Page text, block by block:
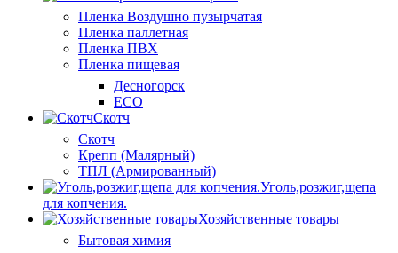
Пленка Воздушно пузырчатая
Пленка паллетная
Пленка ПВХ
Пленка пищевая
Десногорск
ECO
Скотч
Скотч
Крепп (Малярный)
ТПЛ (Армированный)
Уголь,розжиг,щепа
для копчения.
Хозяйственные товары
Бытовая химия